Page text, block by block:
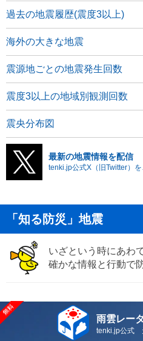
過去の地震履歴(震度3以上)
海外の大きな地震
震源地ごとの地震発生回数
震度3以上の地域別観測回数
震央分布図
最新の地震情報を配信
tenki.jp公式X（旧Twitter）を
「知る防災」地震
いざという時にあわ
確かな情報と行動で
雨雲レー
tenki.jp公式